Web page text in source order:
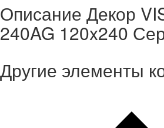
Описание Декор
240AG 120x240
Другие элементы